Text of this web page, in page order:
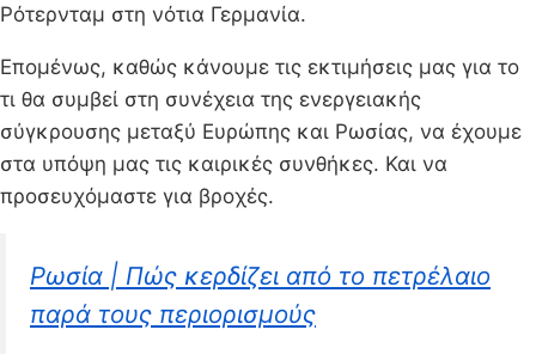
Ρότερνταμ στη νότια Γερμανία.
Επομένως, καθώς κάνουμε τις εκτιμήσεις μας για το
τι θα συμβεί στη συνέχεια της ενεργειακής
σύγκρουσης μεταξύ Ευρώπης και Ρωσίας, να έχουμε
στα υπόψη μας τις καιρικές συνθήκες. Και να
προσευχόμαστε για βροχές.
Ρωσία | Πώς κερδίζει από το πετρέλαιο
παρά τους περιορισμούς